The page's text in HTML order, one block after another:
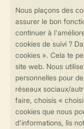
Réservations
Transmission
Paiement
contactez notre